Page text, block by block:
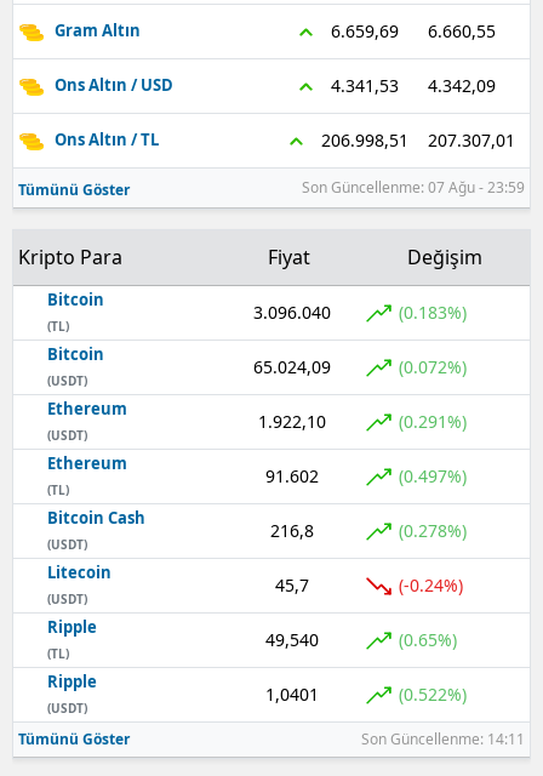
Siirt
Sinop
Sivas
Tekirdağ
Tokat
Trabzon
Tunceli
Şanlıurfa
Uşak
Yozgat
Zonguldak
Aksaray
Karaman
Kırıkkale
Gram Altın 6.659,69 6.660,55
Ons Altın / USD 4.341,53 4.342,09
Ons Altın / TL 206.998,51 207.307,01
Tümünü Göster Son Güncellenme: 07 Ağu - 23:59
Kripto Para Fiyat Değişim
Bitcoin
(TL)
3.096.040 (0.183%)
Bitcoin
(USDT)
65.024,09 (0.072%)
Ethereum
(USDT)
1.922,10 (0.291%)
Ethereum
(TL)
91.602 (0.497%)
Bitcoin Cash
(USDT)
216,8 (0.278%)
Litecoin
(USDT)
45,7 (-0.24%)
Ripple
(TL)
49,540 (0.65%)
Ripple
(USDT)
1,0401 (0.522%)
Tümünü Göster Son Güncellenme: 14:11